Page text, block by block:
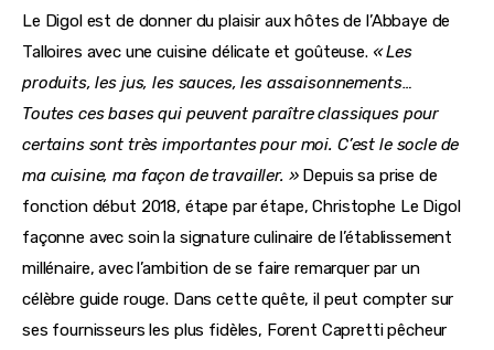
Le Digol est de donner du plaisir aux hôtes de l’Abbaye de
Talloires avec une cuisine délicate et goûteuse. « Les
produits, les jus, les sauces, les assaisonnements…
Toutes ces bases qui peuvent paraître classiques pour
certains sont très importantes pour moi. C’est le socle de
ma cuisine, ma façon de travailler. » Depuis sa prise de
fonction début 2018, étape par étape, Christophe Le Digol
façonne avec soin la signature culinaire de l’établissement
millénaire, avec l’ambition de se faire remarquer par un
célèbre guide rouge. Dans cette quête, il peut compter sur
ses fournisseurs les plus fidèles, Forent Capretti pêcheur